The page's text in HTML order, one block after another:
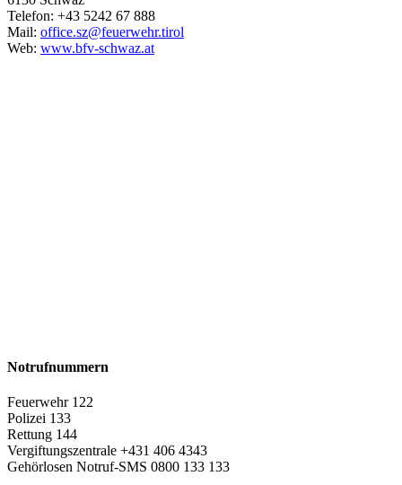
Telefon: +43 5242 67 888
Mail: office.sz@feuerwehr.tirol
Web: www.bfv-schwaz.at
Notrufnummern
Feuerwehr 122
Polizei 133
Rettung 144
Vergiftungszentrale +431 406 4343
Gehörlosen Notruf-SMS 0800 133 133